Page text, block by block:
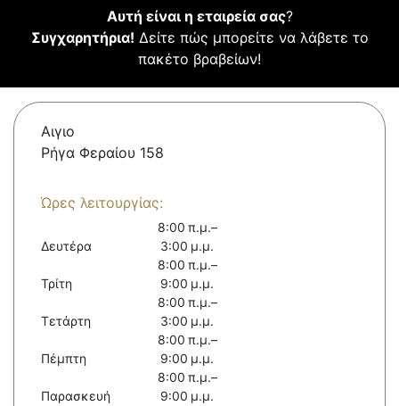
Αυτή είναι η εταιρεία σας?
Συγχαρητήρια! Δείτε πώς μπορείτε να λάβετε το
πακέτο βραβείων!
Αιγιο
Ρήγα Φεραίου 158
Ώρες λειτουργίας:
Δευτέρα
8:00 π.μ.–
3:00 μ.μ.
Τρίτη
8:00 π.μ.–
9:00 μ.μ.
Τετάρτη
8:00 π.μ.–
3:00 μ.μ.
Πέμπτη
8:00 π.μ.–
9:00 μ.μ.
Παρασκευή
8:00 π.μ.–
9:00 μ.μ.